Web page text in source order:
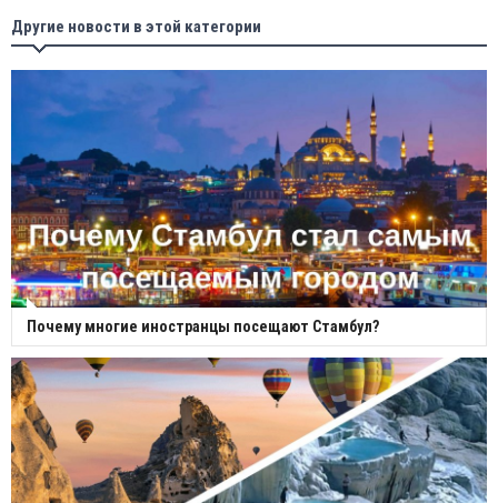
Другие новости в этой категории
Почему многие иностранцы посещают Стамбул?